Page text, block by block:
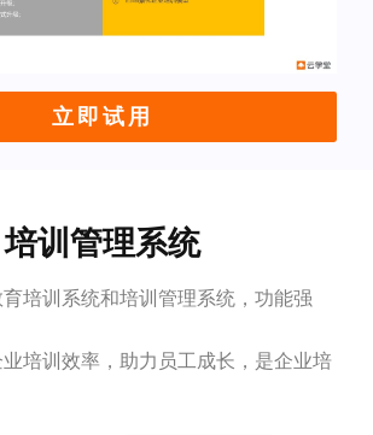
立即试用
培训管理系统
培训系统和培训管理系统，功能强
培训效率，助力员工成长，是企业培